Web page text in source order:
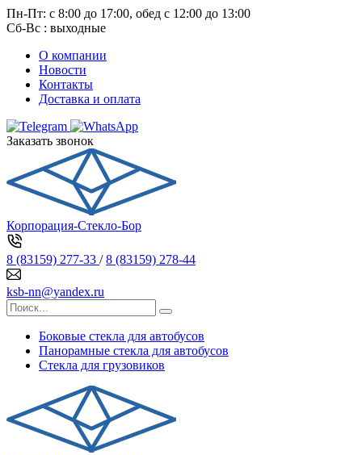
Пн-Пт: с 8:00 до 17:00, обед с 12:00 до 13:00
Сб-Вс : выходные
О компании
Новости
Контакты
Доставка и оплата
Заказать звонок
Корпорация-Стекло-Бор
8 (83159) 277-33 /8 (83159) 278-44
ksb-nn@yandex.ru
Боковые стекла для автобусов
Панорамные стекла для автобусов
Стекла для грузовиков